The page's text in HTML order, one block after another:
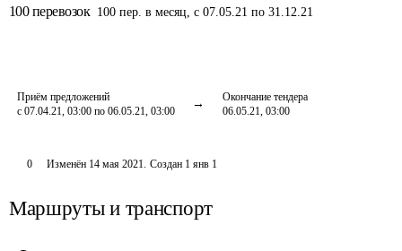
100 перевозок 100 пер. в месяц,с 07.05.21 по 31.12.21
Приём предложений
с 07.04.21, 03:00 по 06.05.21, 03:00
Окончание тендера
06.05.21, 03:00
0 Изменён 14 мая 2021. Создан 1 янв 1
Маршруты и транспорт